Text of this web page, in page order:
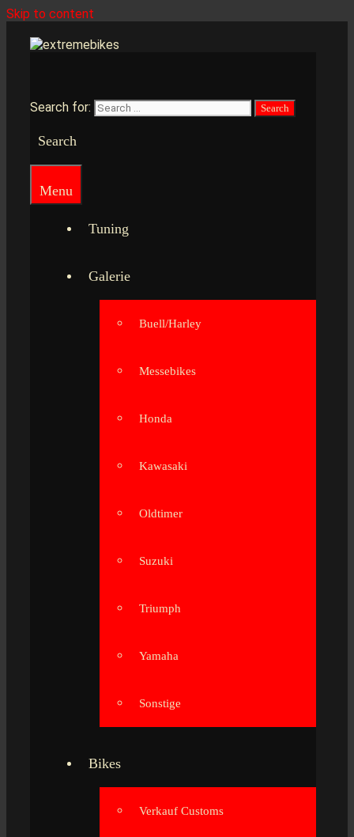
Skip to content
Search for:
Search
Menu
Tuning
Galerie
Buell/Harley
Messebikes
Honda
Kawasaki
Oldtimer
Suzuki
Triumph
Yamaha
Sonstige
Bikes
Verkauf Customs